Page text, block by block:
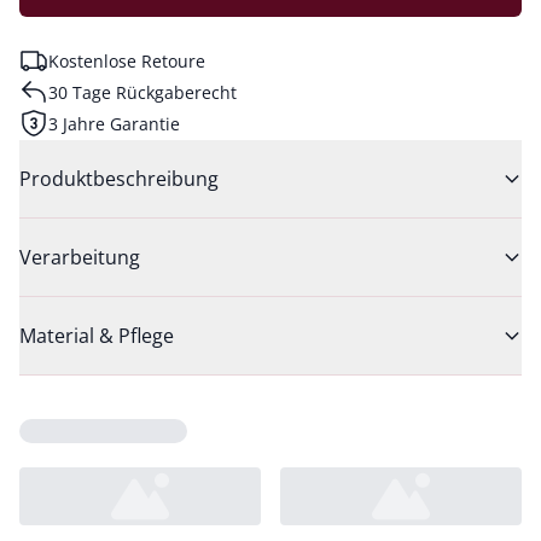
Kostenlose Retoure
30 Tage Rückgaberecht
3 Jahre Garantie
Produktbeschreibung
Verarbeitung
Material & Pflege